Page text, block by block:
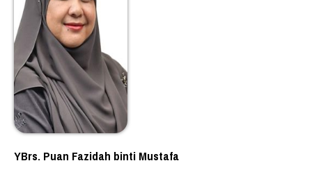
YBrs. Puan Fazidah binti Mustafa